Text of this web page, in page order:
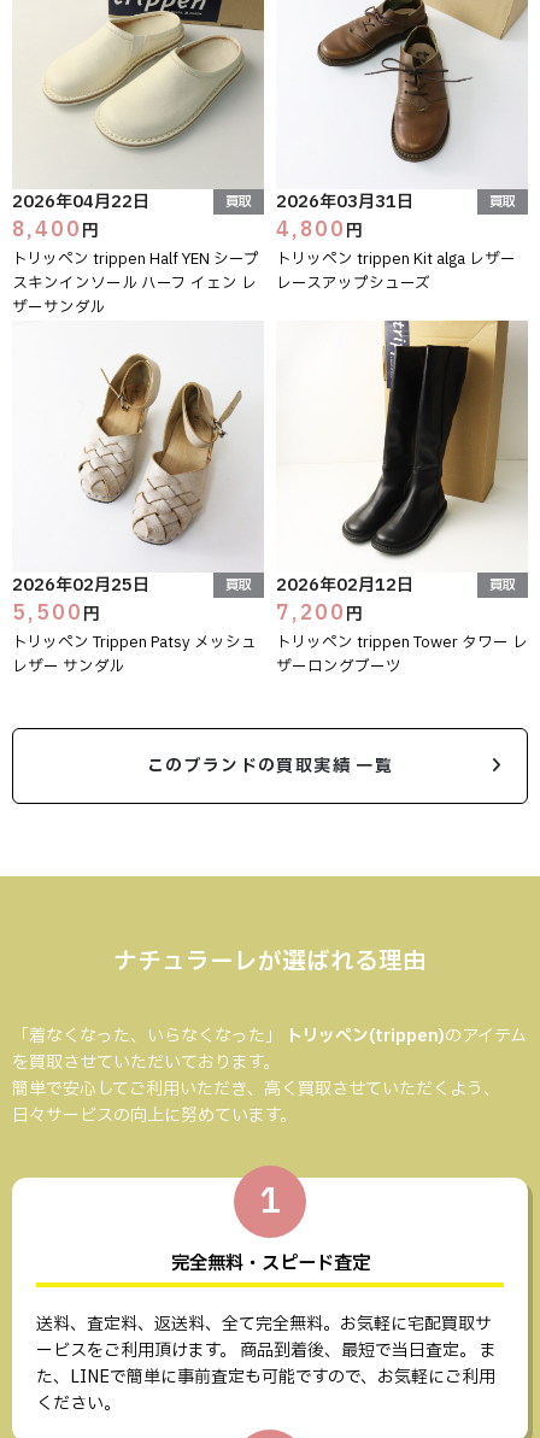
2026年04月22日 買取
8,400円
トリッペン trippen Half YEN シープ
スキンインソール ハーフ イェン レ
ザーサンダル
2026年03月31日 買取
4,800円
トリッペン trippen Kit alga レザー
レースアップシューズ
2026年02月25日 買取
5,500円
トリッペン Trippen Patsy メッシュ
レザー サンダル
2026年02月12日 買取
7,200円
トリッペン trippen Tower タワー レ
ザーロングブーツ
このブランドの買取実績 一覧
ナチュラーレが選ばれる理由
「着なくなった、いらなくなった」 トリッペン(trippen)のアイテム
を買取させていただいております。
簡単で安心してご利用いただき、高く買取させていただくよう、
日々サービスの向上に努めています。
1
完全無料・スピード査定
送料、査定料、返送料、全て完全無料。お気軽に宅配買取サ
ービスをご利用頂けます。 商品到着後、最短で当日査定。 ま
た、LINEで簡単に事前査定も可能ですので、お気軽にご利用
ください。